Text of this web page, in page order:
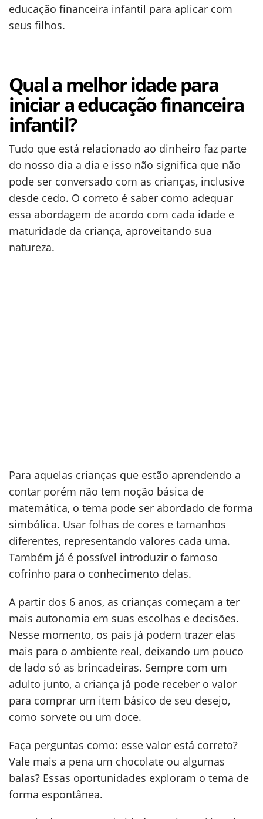
educação financeira infantil para aplicar com
seus filhos.
Qual a melhor idade para
iniciar a educação financeira
infantil?
Tudo que está relacionado ao dinheiro faz parte
do nosso dia a dia e isso não significa que não
pode ser conversado com as crianças, inclusive
desde cedo. O correto é saber como adequar
essa abordagem de acordo com cada idade e
maturidade da criança, aproveitando sua
natureza.
Para aquelas crianças que estão aprendendo a
contar porém não tem noção básica de
matemática, o tema pode ser abordado de forma
simbólica. Usar folhas de cores e tamanhos
diferentes, representando valores cada uma.
Também já é possível introduzir o famoso
cofrinho para o conhecimento delas.
A partir dos 6 anos, as crianças começam a ter
mais autonomia em suas escolhas e decisões.
Nesse momento, os pais já podem trazer elas
mais para o ambiente real, deixando um pouco
de lado só as brincadeiras. Sempre com um
adulto junto, a criança já pode receber o valor
para comprar um item básico de seu desejo,
como sorvete ou um doce.
Faça perguntas como: esse valor está correto?
Vale mais a pena um chocolate ou algumas
balas? Essas oportunidades exploram o tema de
forma espontânea.